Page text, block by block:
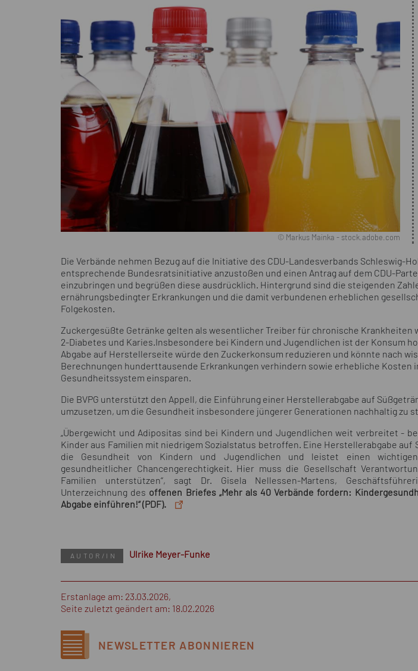
© Markus Mainka - stock.adobe.com
Die Verbände nehmen Bezug auf die Initiative des CDU-Landesverbands Schleswig-
entsprechende Bundesratsinitiative anzustoßen und einen Antrag auf dem CDU-
einzubringen und begrüßen diese ausdrücklich. Hintergrund sind die steigenden
ernährungsbedingter Erkrankungen und die damit verbundenen erheblichen
Folgekosten.
Zuckergesüßte Getränke gelten als wesentlicher Treiber für chronische Krankheiten
2-Diabetes und Karies.Insbesondere bei Kindern und Jugendlichen ist der Konsum
Abgabe auf Herstellerseite würde den Zuckerkonsum reduzieren und könnte nach
Berechnungen hunderttausende Erkrankungen verhindern sowie erhebliche Kosten
Gesundheitssystem einsparen.
Die BVPG unterstützt den Appell, die Einführung einer Herstellerabgabe auf
umzusetzen, um die Gesundheit insbesondere jüngerer Generationen nachhaltig zu
„Übergewicht und Adipositas sind bei Kindern und Jugendlichen weit verbreitet -
Kinder aus Familien mit niedrigem Sozialstatus betroffen. Eine Herstellerabgabe auf
die Gesundheit von Kindern und Jugendlichen und leistet einen
gesundheitlicher Chancengerechtigkeit. Hier muss die Gesellschaft
Familien unterstützen“, sagt Dr. Gisela Nellessen-Martens,
Unterzeichnung des offenen Briefes „Mehr als 40 Verbände fordern:
Abgabe einführen!“ (PDF).
AUTOR/IN Ulrike Meyer-Funke
Erstanlage am: 23.03.2026,
Seite zuletzt geändert am: 18.02.2026
NEWSLETTER ABONNIEREN